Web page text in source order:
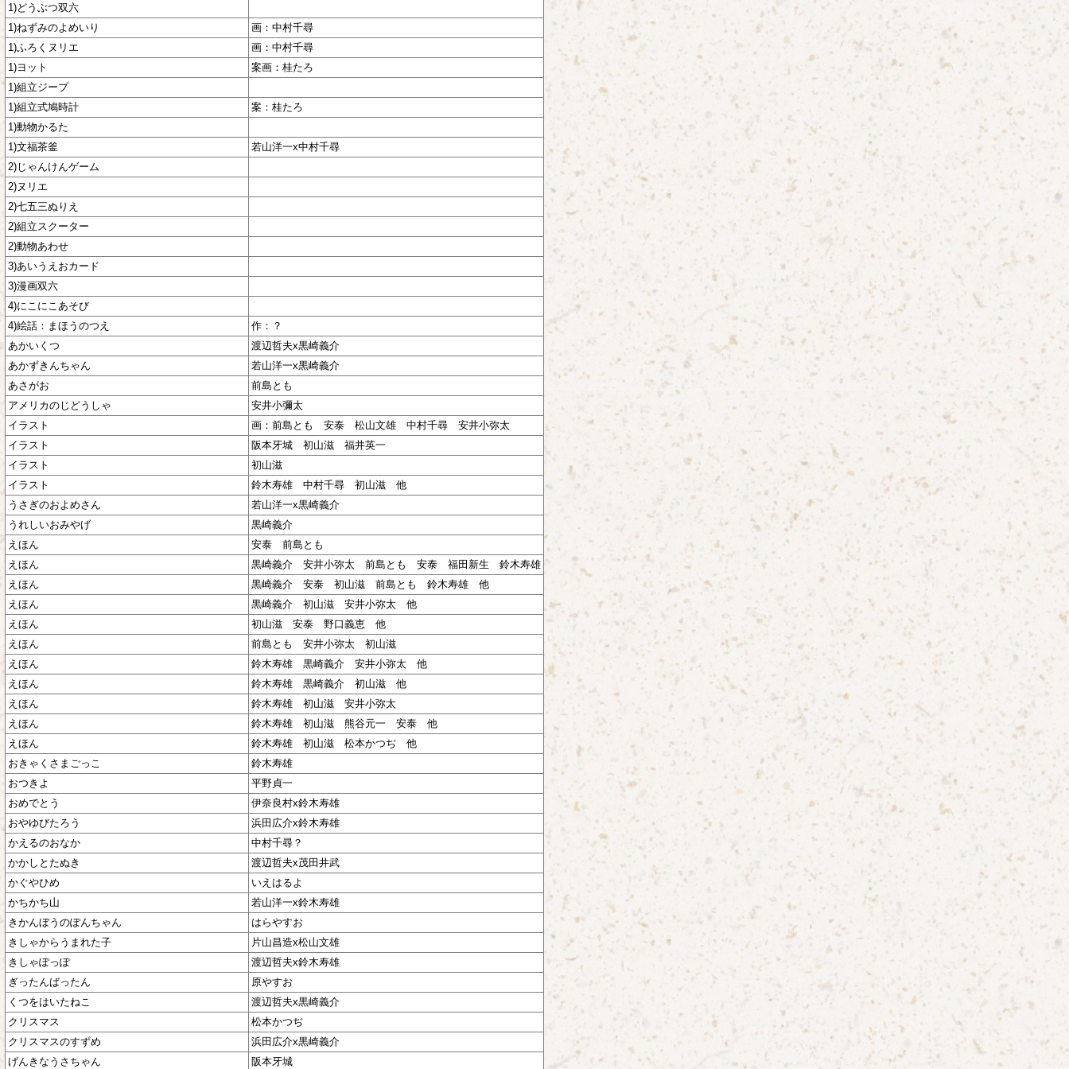
1)どうぶつ双六
1)ねずみのよめいり
画：中村千尋
1)ふろくヌリエ
画：中村千尋
1)ヨット
案画：桂たろ
1)組立ジープ
1)組立式鳩時計
案：桂たろ
1)動物かるた
1)文福茶釜
若山洋一x中村千尋
2)じゃんけんゲーム
2)ヌリエ
2)七五三ぬりえ
2)組立スクーター
2)動物あわせ
3)あいうえおカード
3)漫画双六
4)にこにこあそび
4)絵話：まほうのつえ
作：？
あかいくつ
渡辺哲夫x黒崎義介
あかずきんちゃん
若山洋一x黒崎義介
あさがお
前島とも
アメリカのじどうしゃ
安井小彌太
イラスト
画：前島とも 安泰 松山文雄 中村千尋 安井小弥太
イラスト
阪本牙城 初山滋 福井英一
イラスト
初山滋
イラスト
鈴木寿雄 中村千尋 初山滋 他
うさぎのおよめさん
若山洋一x黒崎義介
うれしいおみやげ
黒崎義介
えほん
安泰 前島とも
えほん
黒崎義介 安井小弥太 前島とも 安泰 福田新生 鈴木寿雄
えほん
黒崎義介 安泰 初山滋 前島とも 鈴木寿雄 他
えほん
黒崎義介 初山滋 安井小弥太 他
えほん
初山滋 安泰 野口義恵 他
えほん
前島とも 安井小弥太 初山滋
えほん
鈴木寿雄 黒崎義介 安井小弥太 他
えほん
鈴木寿雄 黒崎義介 初山滋 他
えほん
鈴木寿雄 初山滋 安井小弥太
えほん
鈴木寿雄 初山滋 熊谷元一 安泰 他
えほん
鈴木寿雄 初山滋 松本かつぢ 他
おきゃくさまごっこ
鈴木寿雄
おつきよ
平野貞一
おめでとう
伊奈良村x鈴木寿雄
おやゆびたろう
浜田広介x鈴木寿雄
かえるのおなか
中村千尋？
かかしとたぬき
渡辺哲夫x茂田井武
かぐやひめ
いえはるよ
かちかち山
若山洋一x鈴木寿雄
きかんぼうのぽんちゃん
はらやすお
きしゃからうまれた子
片山昌造x松山文雄
きしゃぽっぽ
渡辺哲夫x鈴木寿雄
ぎったんばったん
原やすお
くつをはいたねこ
渡辺哲夫x黒崎義介
クリスマス
松本かつぢ
クリスマスのすずめ
浜田広介x黒崎義介
げんきなうさちゃん
阪本牙城